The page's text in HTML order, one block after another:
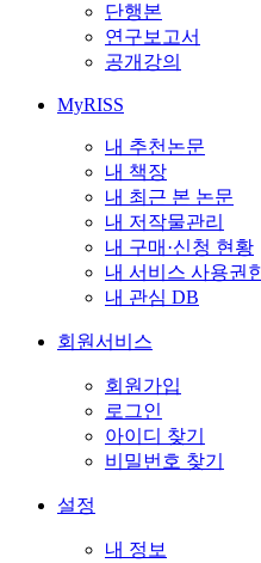
단행본
연구보고서
공개강의
MyRISS
내 추천논문
내 책장
내 최근 본 논문
내 저작물관리
내 구매·신청 현황
내 서비스 사용권
내 관심 DB
회원서비스
회원가입
로그인
아이디 찾기
비밀번호 찾기
설정
내 정보